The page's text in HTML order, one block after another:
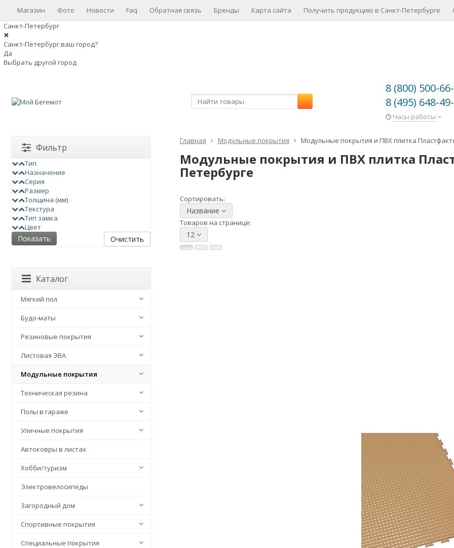
Магазин Фото Новости Faq Обратная связь Бренды Карта сайта Получить продукцию в Санкт-Петербурге
Санкт-Петербург
✖
Санкт-Петербург ваш город?
Да
Выбрать другой город
8 (800) 500-
8 (495) 648-
Часы работы
Главная Модульные покрытия Модульные покрытия и ПВХ плитка
Модульные покрытия и ПВХ плитка
Петербурге
Сортировать:
Название
Товаров на странице:
12
Фильтр
Тип
Назначение
Серия
Размер
Толщина (мм)
Текстура
Тип замка
Цвет
Очистить
Каталог
Мягкий пол
Будо-маты
Резиновые покрытия
Листовая ЭВА
Модульные покрытия
Техническая резина
Полы в гараже
Уличные покрытия
Автоковры в листах
Хобби/туризм
Электровелосипеды
Загородный дом
Спортивные покрытия
Специальные покрытия